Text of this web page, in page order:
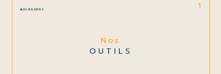
Ascenseur 1
Nos
OUTILS